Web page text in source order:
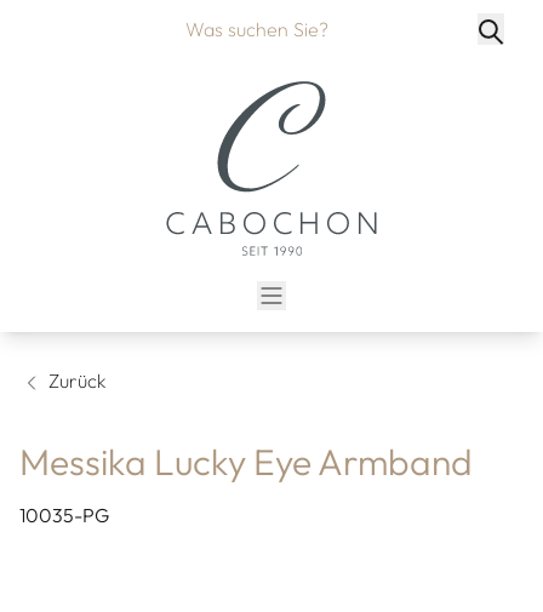
Zurück
Messika Lucky Eye Armband
10035-PG